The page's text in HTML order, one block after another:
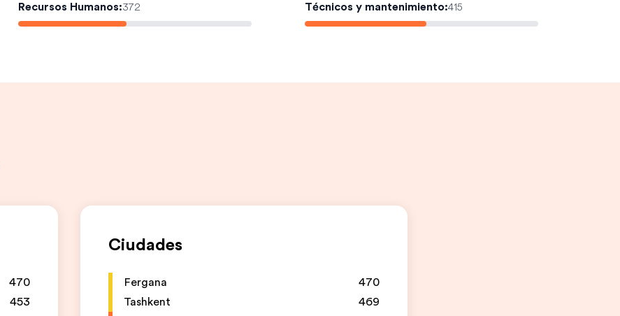
Recursos Humanos:372 Técnicos y mantenimiento:415
470
453
Ciudades
Fergana
470
Tashkent
469